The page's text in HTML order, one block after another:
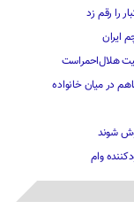
را رقم زد
ایران
هلال‌احمراست
در میان خانواده
شوند
وام